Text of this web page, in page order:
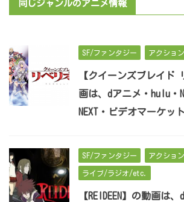
同じジャンルのアニメ情報
SF/ファンタジー アクショ
【クイーンズブレイド
画は、dアニメ・hulu・
NEXT・ビデオマーケッ
SF/ファンタジー アクショ
ライブ/ラジオ/etc.
【REIDEEN】の動画は